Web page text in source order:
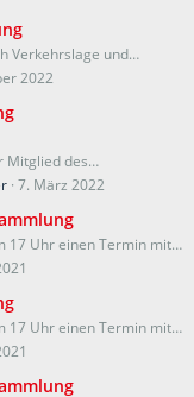
Verkehrslage und…
2022
Mitglied des…
7. März 2022
17 Uhr einen Termin mit…
17 Uhr einen Termin mit…